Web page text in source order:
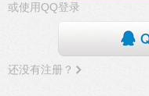
或使用QQ登录
还没有注册？